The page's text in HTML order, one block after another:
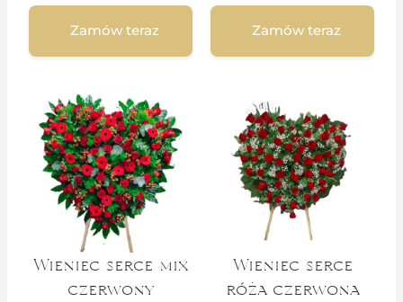
Zamów teraz Zamów teraz
Wieniec serce mix
czerwony
Wieniec serce
róża czerwona